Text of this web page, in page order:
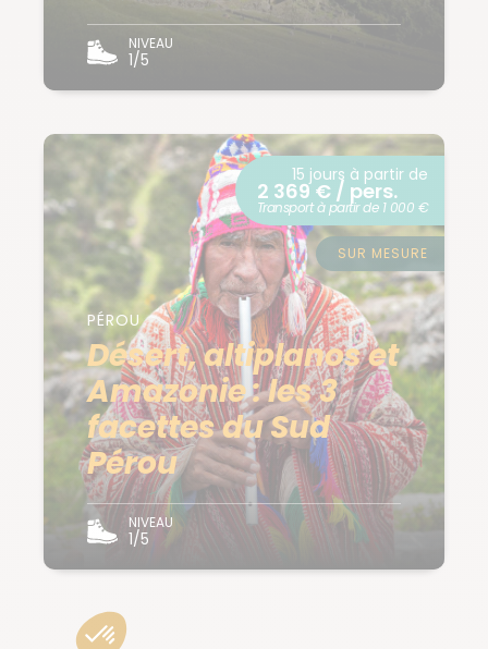
NIVEAU
1/5
PÉROU
Désert, altiplanos et
Amazonie : les 3
facettes du Sud
Pérou
NIVEAU
1/5
15 jours à partir de
2 369 € / pers.
Transport à partir de 1 000 €
SUR MESURE